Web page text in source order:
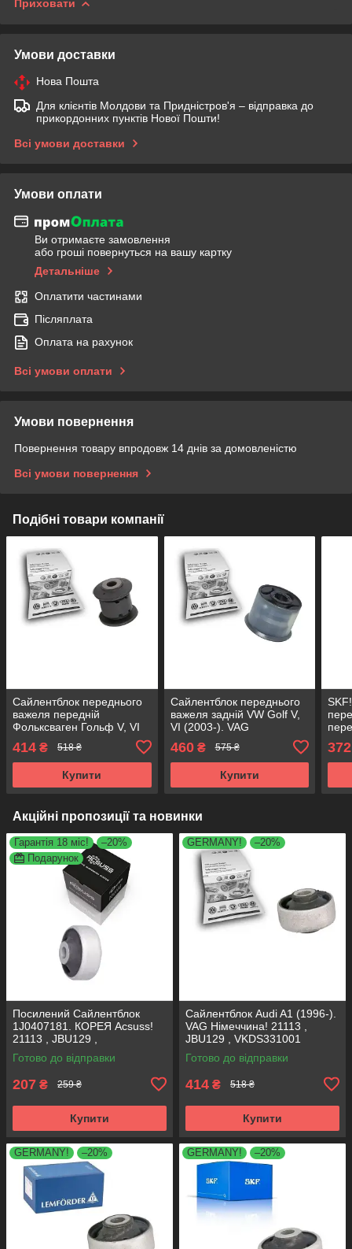
Приховати
Умови доставки
Нова Пошта
Для клієнтів Молдови та Придністров'я – відправка до
прикордонних пунктів Нової Пошти!
Всі умови доставки
Умови оплати
Ви отримаєте замовлення
або гроші повернуться на вашу картку
Детальніше
Оплатити частинами
Післяплата
Оплата на рахунок
Всі умови оплати
Умови повернення
Повернення товару впродовж 14 днів за домовленістю
Всі умови повернення
Подібні товари компанії
Сайлентблок переднього
важеля передній
Фольксваген Гольф V, VI
Німеччина! 29916 ,
JBU692 , VKDS331003
414 ₴ 518 ₴
Купити
Сайлентблок переднього
важеля задній VW Golf V,
VI (2003-). VAG
JBU602 , VKDS331037
460₴ 575 ₴
Купити
372
Акційні пропозиції та новинки
Гарантія 18 міс!
–20%
Подарунок
Посилений Сайлентблок
1J0407181. КОРЕЯ Acsuss!
21113 , JBU129 ,
VKDS331001
Готово до відправки
207 ₴ 259 ₴
Купити
GERMANY! –20%
Сайлентблок Audi A1 (1996-).
VAG Німеччина! 21113 ,
JBU129 , VKDS331001
Готово до відправки
414 ₴ 518 ₴
Купити
GERMANY! –20% GERMANY! –20%